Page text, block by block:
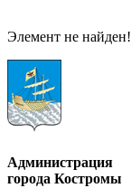
Элемент не найден!
Администрация
города Костромы